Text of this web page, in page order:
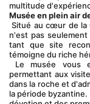
multitude
Musée en plein air
Situé au cœur de la Cappadoce, le musée en plein air de Göreme
n'est pas
tant que site
témoigne du riche
permettant aux
dans la roche et
la période